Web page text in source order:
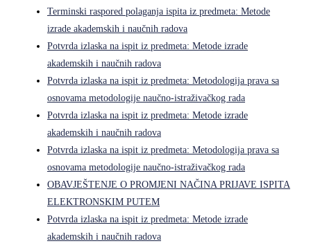
Terminski raspored polaganja ispita iz predmeta: Metode
izrade akademskih i naučnih radova
Potvrda izlaska na ispit iz predmeta: Metode izrade
akademskih i naučnih radova
Potvrda izlaska na ispit iz predmeta: Metodologija prava sa
osnovama metodologije naučno-istraživačkog rada
Potvrda izlaska na ispit iz predmeta: Metode izrade
akademskih i naučnih radova
Potvrda izlaska na ispit iz predmeta: Metodologija prava sa
osnovama metodologije naučno-istraživačkog rada
OBAVJEŠTENJE O PROMJENI NAČINA PRIJAVE ISPITA
ELEKTRONSKIM PUTEM
Potvrda izlaska na ispit iz predmeta: Metode izrade
akademskih i naučnih radova